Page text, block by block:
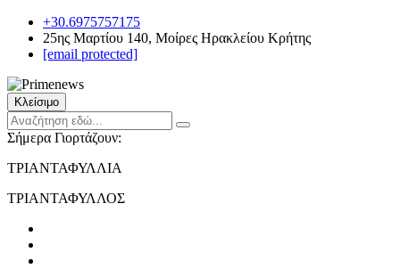
+30.6975757175
25ης Μαρτίου 140, Μοίρες Ηρακλείου Κρήτης
[email protected]
Κλείσιμο
Σήμερα Γιορτάζουν:
ΤΡΙΑΝΤΑΦΥΛΛΙΑ
ΤΡΙΑΝΤΑΦΥΛΛΟΣ